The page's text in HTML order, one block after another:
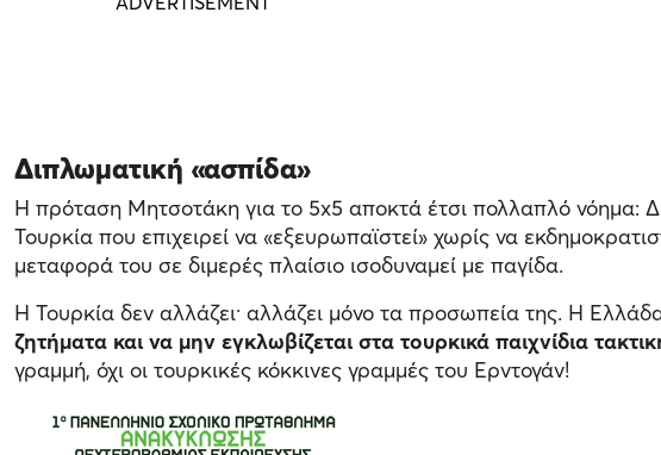
Διπλωματική «ασπίδα»
Η πρόταση Μητσοτάκη για το 5x5 αποκτά έτσι πολλαπλό νόημα:
Τουρκία που επιχειρεί να «εξευρωπαϊστεί» χωρίς να
μεταφορά του σε διμερές πλαίσιο ισοδυναμεί με παγίδα.
Η Τουρκία δεν αλλάζει· αλλάζει μόνο τα προσωπεία της. Η
ζητήματα και να μην εγκλωβίζεται στα τουρκικά παιχνίδια
γραμμή, όχι οι τουρκικές κόκκινες γραμμές του Ερντογάν!